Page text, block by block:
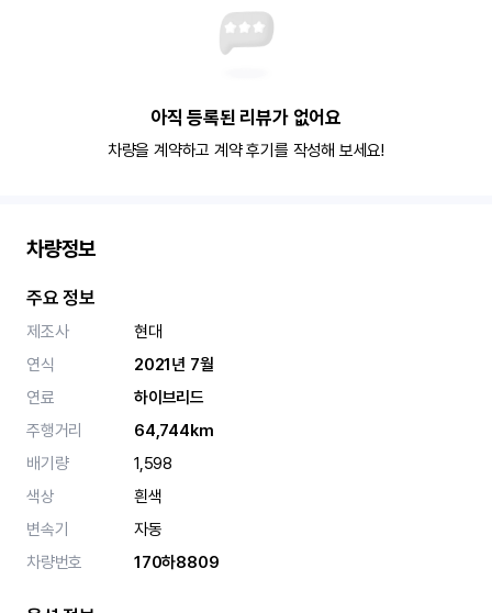
아직 등록된 리뷰가 없어요
차량을 계약하고 계약 후기를 작성해 보세요!
차량정보
주요 정보
제조사
현대
연식
2021년 7월
연료
하이브리드
주행거리
64,744km
배기량
1,598
색상
흰색
변속기
자동
차량번호
170하8809